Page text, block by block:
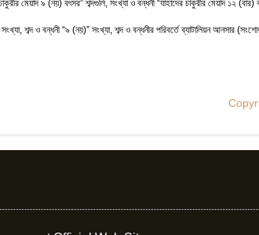
চাকুরীর মেয়াদ ৯ (নয়) বৎসর” শব্দগুলি, সংখ্যা ও বন্ধনী “যাহাদের চাকুরীর মেয়াদ
শব্দ ও বন্ধনী “৯ (নয়)” সংখ্যা, শব্দ ও বন্ধনীর পরিবর্তে ব্যাটালিয়ন